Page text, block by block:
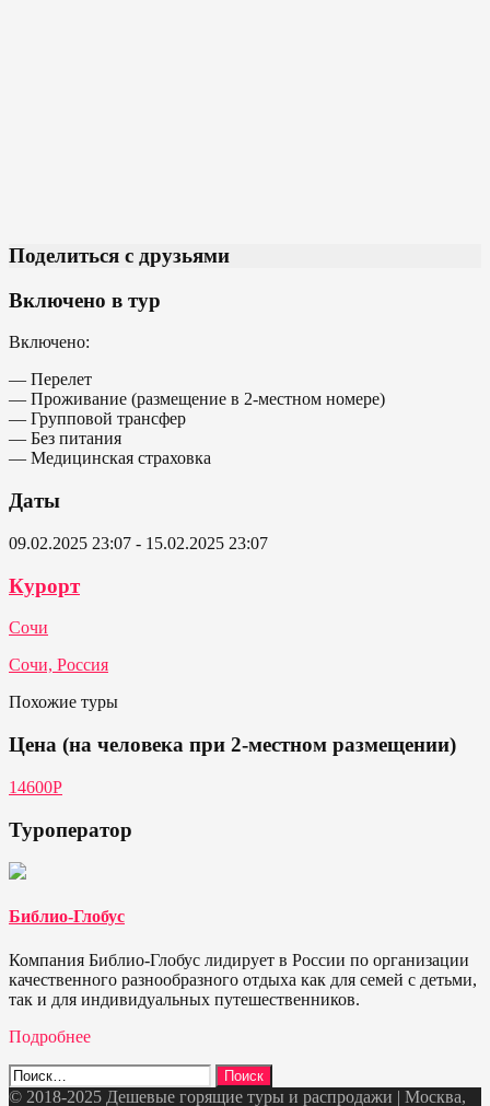
Поделиться с друзьями
Включено в тур
Включено:
— Перелет
— Проживание (размещение в 2-местном номере)
— Групповой трансфер
— Без питания
— Медицинская страховка
Даты
09.02.2025 23:07 - 15.02.2025 23:07
Курорт
Сочи
Сочи, Россия
Похожие туры
Цена (на человека при 2-местном размещении)
14600Р
Туроператор
Библио-Глобус
Компания Библио-Глобус лидирует в России по организации
качественного разнообразного отдыха как для семей с детьми,
так и для индивидуальных путешественников.
Подробнее
Найти:
© 2018-2025 Дешевые горящие туры и распродажи | Москва,